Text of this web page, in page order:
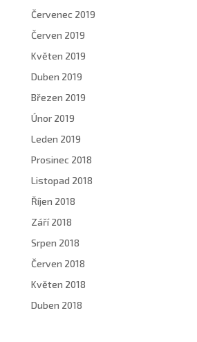
Červenec 2019
Červen 2019
Květen 2019
Duben 2019
Březen 2019
Únor 2019
Leden 2019
Prosinec 2018
Listopad 2018
Říjen 2018
Září 2018
Srpen 2018
Červen 2018
Květen 2018
Duben 2018